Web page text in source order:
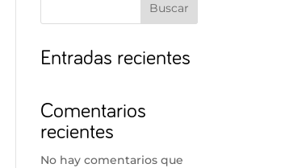
Buscar
Entradas recientes
Comentarios
recientes
No hay comentarios que